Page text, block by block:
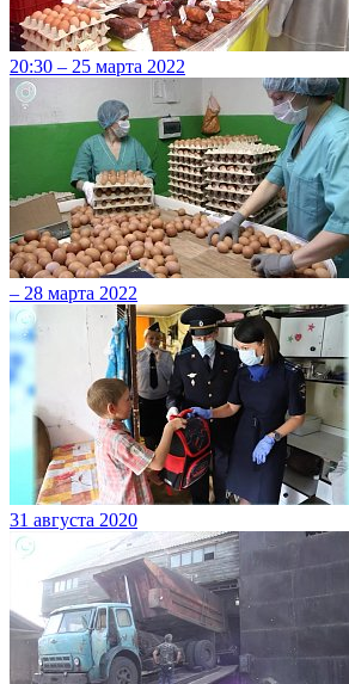
20:30 – 25 марта 2022
– 28 марта 2022
31 августа 2020